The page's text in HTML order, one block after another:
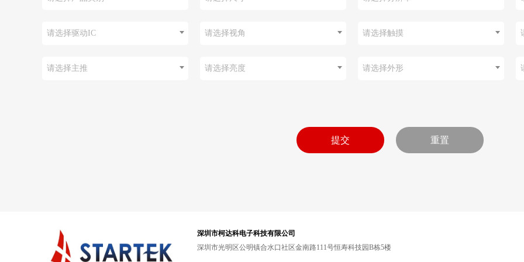
请选择驱动IC 请选择视角 请选择触摸
请选择主推 请选择亮度 请选择外形
深圳市柯达科电子科技有限公司
深圳市光明区公明镇合水口社区金南路111号恒寿科技园B栋5楼